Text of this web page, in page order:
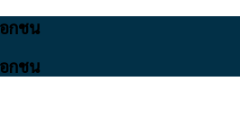
กชน
กชน